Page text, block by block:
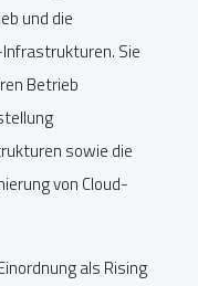
und die
Sie
Betrieb
sowie die
von Cloud-
als Rising